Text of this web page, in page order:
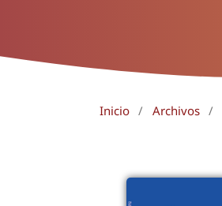
Inicio / Archivos /